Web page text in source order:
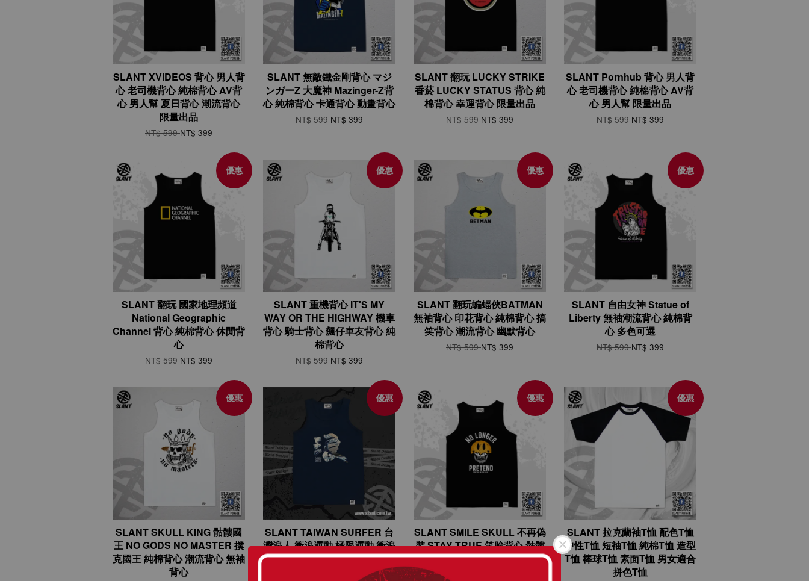
SLANT XVIDEOS 背心 男人背
心 老司機背心 純棉背心 AV背
心 男人幫 夏日背心 潮流背心
限量出品
NT$ 599NT$ 399
SLANT 無敵鐵金剛背心 マジ
ンガーZ 大魔神 Mazinger-Z背
心 純棉背心 卡通背心 動畫背心
NT$ 599NT$ 399
SLANT 翻玩 LUCKY STRIKE
香菸 LUCKY STATUS 背心 純
棉背心 幸運背心 限量出品
NT$ 599NT$ 399
SLANT Pornhub 背心 男人背
心 老司機背心 純棉背心 AV背
心 男人幫 限量出品
NT$ 599NT$ 399
優惠
SLANT 翻玩 國家地理頻道
National Geographic
Channel 背心 純棉背心 休閒背
心
NT$ 599NT$ 399
優惠
SLANT 重機背心 IT'S MY
WAY OR THE HIGHWAY 機車
背心 騎士背心 飆仔車友背心 純
棉背心
NT$ 599NT$ 399
優惠
SLANT 翻玩蝙蝠俠BATMAN
無袖背心 印花背心 純棉背心 搞
笑背心 潮流背心 幽默背心
NT$ 599NT$ 399
優惠
SLANT 自由女神 Statue of
Liberty 無袖潮流背心 純棉背
心 多色可選
NT$ 599NT$ 399
優惠
SLANT SKULL KING 骷髏國
王 NO GODS NO MASTER 撲
克國王 純棉背心 潮流背心 無袖
背心
優惠
SLANT TAIWAN SURFER 台
灣浪人 衝浪運動 極限運動 衝浪
休閒背心 夏日單品 輕薄上市 台
優惠
SLANT SMILE SKULL 不再偽
裝 STAY TRUE 笑臉背心 骷髏
背心 純棉背心 潮流背心 夏季背
優惠
SLANT 拉克蘭袖T恤 配色T恤
中性T恤 短袖T恤 純棉T恤 造型
T恤 棒球T恤 素面T恤 男女適合
拼色T恤